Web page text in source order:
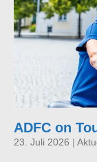
ADFC on
23. Juli 2026 |